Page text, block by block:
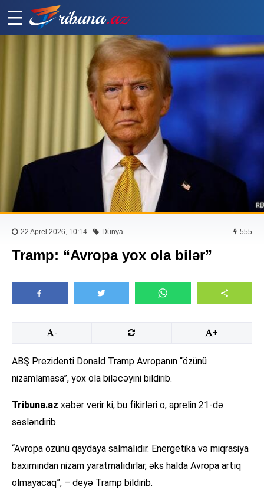
22 Aprel 2026, 10:14 Dünya 555
Tramp: “Avropa yox ola bilər”
- +
ABŞ Prezidenti Donald Tramp Avropanın “özünü
nizamlamasa”, yox ola biləcəyini bildirib.
Tribuna.az xəbər verir ki, bu fikirləri o, aprelin 21-də
səsləndirib.
“Avropa özünü qaydaya salmalıdır. Energetika və miqrasiya
baxımından nizam yaratmalıdırlar, əks halda Avropa artıq
olmayacaq”, – deyə Tramp bildirib.